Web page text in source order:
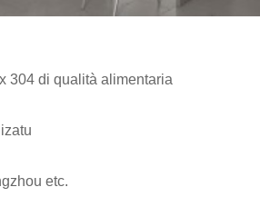
304 di qualità alimentaria
etc.